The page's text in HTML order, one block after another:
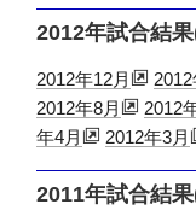
2012年試合結
2012年12月
2012年8月
2012
年4月
2012年3月
2011年試合結